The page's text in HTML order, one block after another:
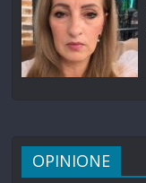
OPINIONE